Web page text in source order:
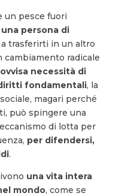
un pesce fuori
persona di
trasferirti in un altro
cambiamento radicale
necessità di
fondamentali, la
magari perché
può spingere una
di lotta per
per difendersi,
.
una vita intera
mondo, come se